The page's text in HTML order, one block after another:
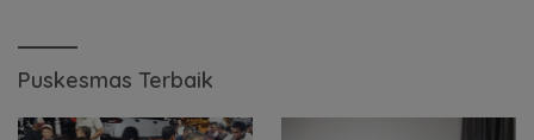
Puskesmas Terbaik